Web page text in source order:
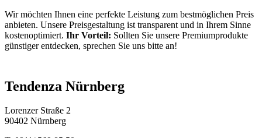
Wir möchten Ihnen eine perfekte Leistung zum bestmöglichen Preis
anbieten. Unsere Preisgestaltung ist transparent und in Ihrem Sinne
kostenoptimiert. Ihr Vorteil: Sollten Sie unsere Premiumprodukte
günstiger entdecken, sprechen Sie uns bitte an!
Tendenza Nürnberg
Lorenzer Straße 2
90402 Nürnberg